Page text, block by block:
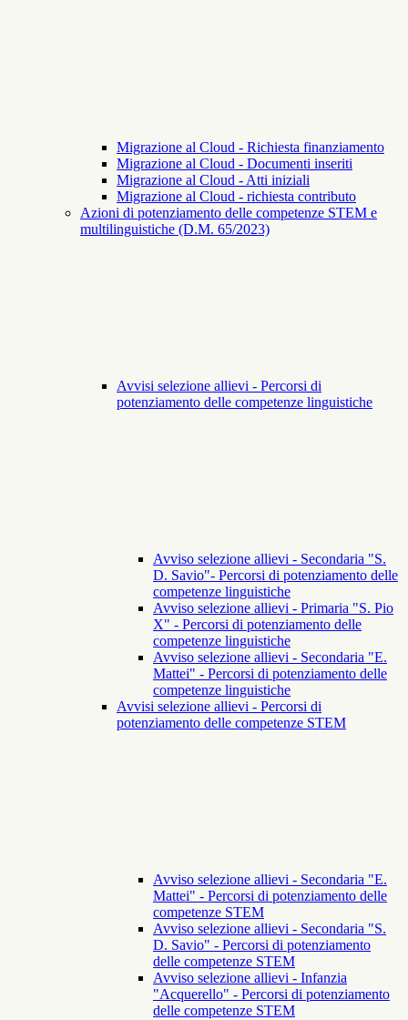
Migrazione al Cloud - Richiesta finanziamento
Migrazione al Cloud - Documenti inseriti
Migrazione al Cloud - Atti iniziali
Migrazione al Cloud - richiesta contributo
Azioni di potenziamento delle competenze STEM e
multilinguistiche (D.M. 65/2023)
Avvisi selezione allievi - Percorsi di
potenziamento delle competenze linguistiche
Avviso selezione allievi - Secondaria "S.
D. Savio"- Percorsi di potenziamento delle
competenze linguistiche
Avviso selezione allievi - Primaria "S. Pio
X" - Percorsi di potenziamento delle
competenze linguistiche
Avviso selezione allievi - Secondaria "E.
Mattei" - Percorsi di potenziamento delle
competenze linguistiche
Avvisi selezione allievi - Percorsi di
potenziamento delle competenze STEM
Avviso selezione allievi - Secondaria "E.
Mattei" - Percorsi di potenziamento delle
competenze STEM
Avviso selezione allievi - Secondaria "S.
D. Savio" - Percorsi di potenziamento
delle competenze STEM
Avviso selezione allievi - Infanzia
"Acquerello" - Percorsi di potenziamento
delle competenze STEM